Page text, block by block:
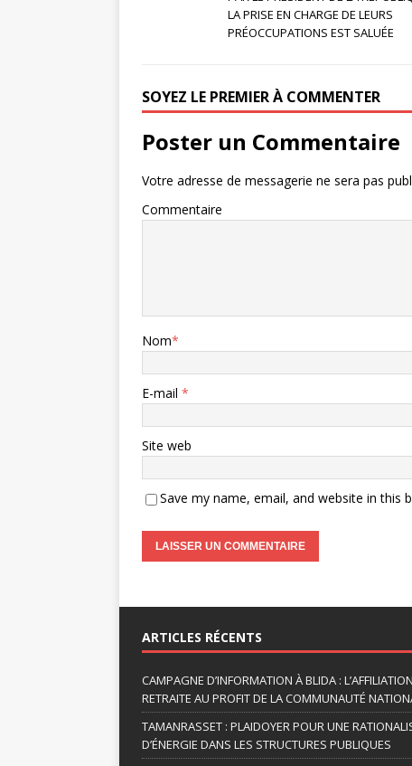
LA PRISE EN CHARGE DE LEURS
PRÉOCCUPATIONS EST SALUÉE
SOYEZ LE PREMIER À COMMENTER
Poster un Commentaire
Votre adresse de messagerie ne sera pas
Commentaire
Nom*
E-mail *
Site web
Save my name, email, and website in
t
e
r
n
a
t
i
ARTICLES RÉCENTS
CAMPAGNE D’INFORMATION À BLIDA :
RETRAITE AU PROFIT DE LA COMMUNAUTÉ
TAMANRASSET : PLAIDOYER POUR UNE
D’ÉNERGIE DANS LES STRUCTURES PUBLIQUES